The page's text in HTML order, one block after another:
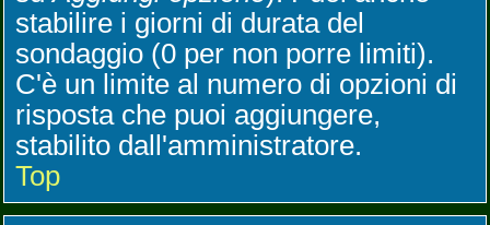
stabilire i giorni di durata del
sondaggio (0 per non porre limiti).
C'è un limite al numero di opzioni di
risposta che puoi aggiungere,
stabilito dall'amministratore.
Top